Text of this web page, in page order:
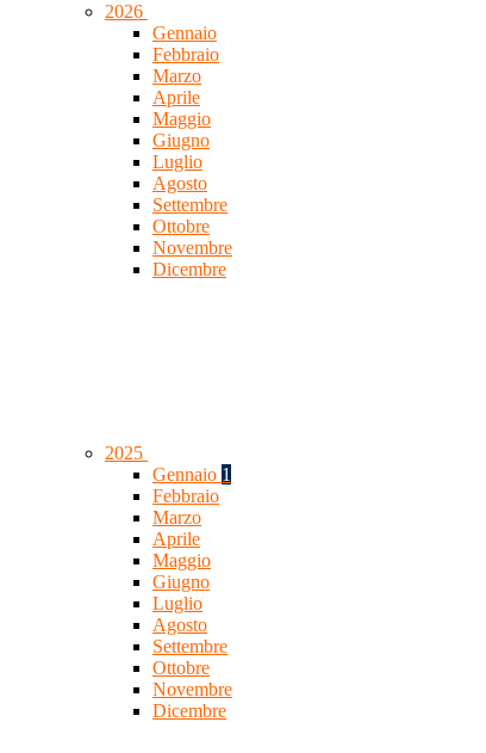
2026
Gennaio
Febbraio
Marzo
Aprile
Maggio
Giugno
Luglio
Agosto
Settembre
Ottobre
Novembre
Dicembre
2025
Gennaio 1
Febbraio
Marzo
Aprile
Maggio
Giugno
Luglio
Agosto
Settembre
Ottobre
Novembre
Dicembre